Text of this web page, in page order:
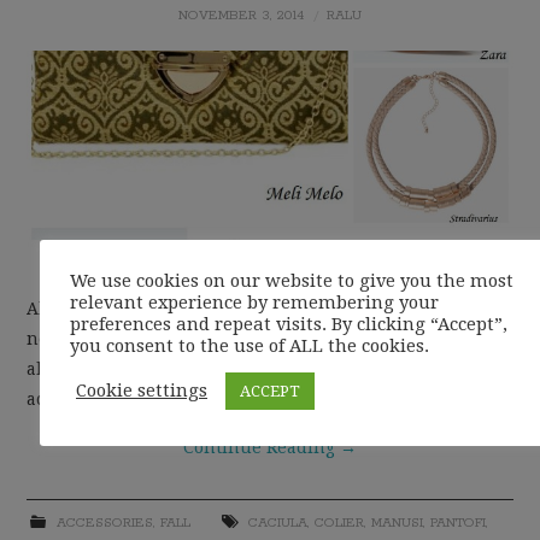
NOVEMBER 3, 2014 RALU
Cred ca moda se inspira din fiecare anotimp.
Alegerile mele pentru aceasta toamna sunt in culori
neutre, stilul fiind minimalist. Tonurile regasite in
alegerile mele sunt crem/bej, navy, negru si gri. Aceste
accesorii imi decoreaza…
Continue Reading→
ACCESSORIES, FALL CACIULA, COLIER, MANUSI, PANTOFI,
We use cookies on our website to give you the most
relevant experience by remembering your
preferences and repeat visits. By clicking “Accept”,
you consent to the use of ALL the cookies.
Cookie settings ACCEPT